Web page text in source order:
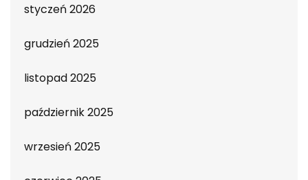
styczeń 2026
grudzień 2025
listopad 2025
październik 2025
wrzesień 2025